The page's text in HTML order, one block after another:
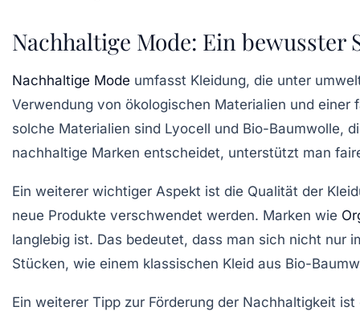
Nachhaltige Mode: Ein
Nachhaltige Mode umfasst Kleidung, die unter
Verwendung von ökologischen Materialien und einer
solche Materialien sind Lyocell und Bio-Baumwolle,
nachhaltige Marken entscheidet, unterstützt man
Ein weiterer wichtiger Aspekt ist die Qualität der
neue Produkte verschwendet werden. Marken wie
langlebig ist. Das bedeutet, dass man sich nicht nur
Stücken, wie einem klassischen Kleid aus Bio-
Ein weiterer Tipp zur Förderung der Nachhaltigkeit